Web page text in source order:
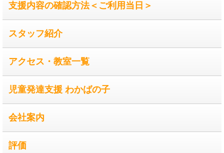
支援内容の確認方法＜ご利用当日＞
スタッフ紹介
アクセス・教室一覧
児童発達支援 わかばの子
会社案内
評価